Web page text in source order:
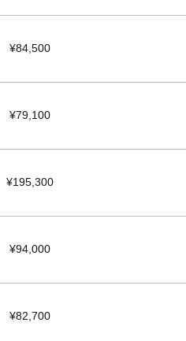
¥84,500
¥79,100
¥195,300
¥94,000
¥82,700